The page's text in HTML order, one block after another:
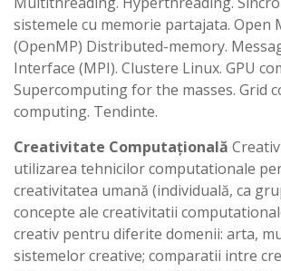
sistemele cu memorie partajata. Open
(OpenMP) Distributed-memory.
Interface (MPI). Clustere Linux. GPU
Supercomputing for the masses. Grid
computing. Tendinte.
Creativitate Computațională
utilizarea tehnicilor computationale
creativitatea umană (individuală, ca
concepte ale creativitatii
creativ pentru diferite domenii: arta,
sistemelor creative; comparatii intre